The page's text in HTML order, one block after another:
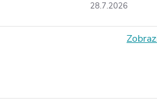
28.7.2026